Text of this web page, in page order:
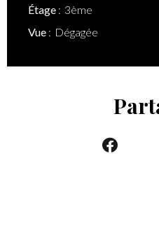
Étage
3ème
Vue
Dégagée